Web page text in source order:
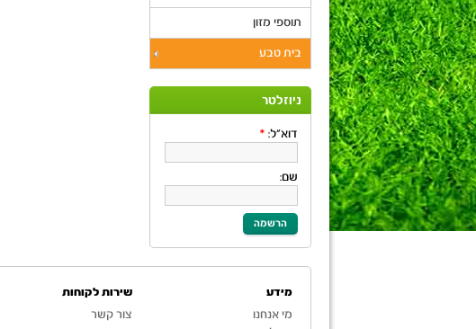
תוספי מזון
בית טבע
ניוזלטר
דוא"ל: *
שם:
הרשמה
מידע
מי אנחנו
שירות לקוחות
צור קשר